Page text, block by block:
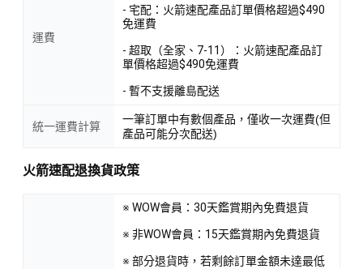
運費
- 宅配：火箭速配產品訂單價格超過$490
免運費
- 超取（全家、7-11）：火箭速配產品訂
單價格超過$490免運費
- 暫不支援離島配送
統一運費計算
一筆訂單中有數個產品，僅收一次運費(但
產品可能分次配送)
火箭速配退換貨政策
※ WOW會員：30天鑑賞期內免費退貨
※ 非WOW會員：15天鑑賞期內免費退貨
※ 部分退貨時，若剩餘訂單金額未達最低